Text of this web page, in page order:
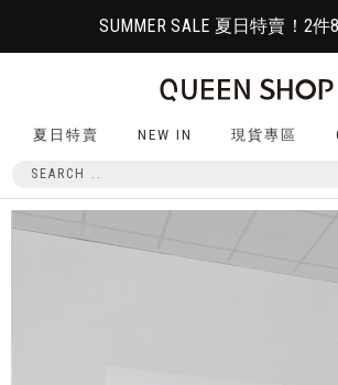
SUMMER SALE 夏日特賣！2件
夏日特賣 NEW IN 現貨專區